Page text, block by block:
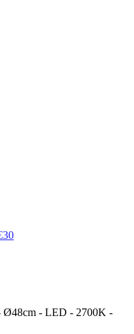
Ø48cm - LED - 2700K -